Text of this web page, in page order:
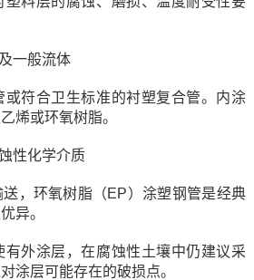
一般流体
符合卫生标准的衬塑复合管。内涂
烯或环氧树脂。
性化学介质
环氧树脂（EP）涂塑钢管是经典
异。
外涂层，在腐蚀性土壤中仍建议采
涂层可能存在的破损点。